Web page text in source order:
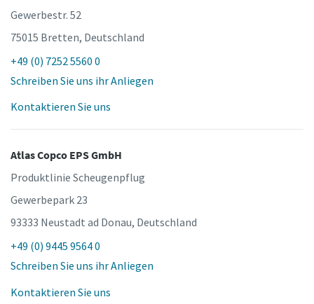
Gewerbestr. 52
75015 Bretten, Deutschland
+49 (0) 7252 5560 0
Schreiben Sie uns ihr Anliegen
Kontaktieren Sie uns
Atlas Copco EPS GmbH
Produktlinie Scheugenpflug
Gewerbepark 23
93333 Neustadt ad Donau, Deutschland
+49 (0) 9445 9564 0
Schreiben Sie uns ihr Anliegen
Kontaktieren Sie uns